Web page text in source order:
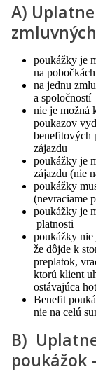
A)
poukážky je
na
na jednu
a spoločností
nie je možná
poukazov
benefitových
zájazdu
poukážky je
zájazdu (nie
poukážky
(nevraciame
poukážky je
platnosti
poukážky nie
že dôjde k
preplatok,
ktorú klient
ostávajúca
Benefit
nie na celú
B)
poukážok